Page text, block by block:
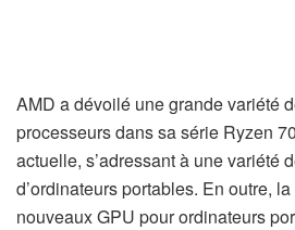
AMD a dévoilé une grande variété
processeurs dans sa série Ryzen
actuelle, s’adressant à une variété
d’ordinateurs portables. En outre,
nouveaux GPU pour ordinateurs